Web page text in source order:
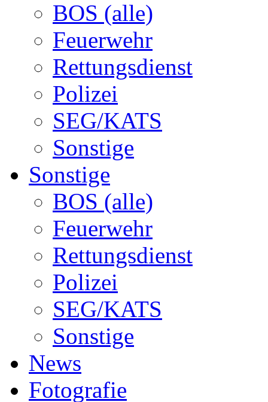
BOS (alle)
Feuerwehr
Rettungsdienst
Polizei
SEG/KATS
Sonstige
Sonstige
BOS (alle)
Feuerwehr
Rettungsdienst
Polizei
SEG/KATS
Sonstige
News
Fotografie